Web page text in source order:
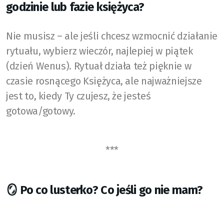
godzinie lub fazie księżyca?
Nie musisz – ale jeśli chcesz wzmocnić działanie
rytuału, wybierz wieczór, najlepiej w piątek
(dzień Wenus). Rytuał działa też pięknie w
czasie rosnącego Księżyca, ale najważniejsze
jest to, kiedy Ty czujesz, że jesteś
gotowa/gotowy.
***
🪞 Po co lusterko? Co jeśli go nie mam?